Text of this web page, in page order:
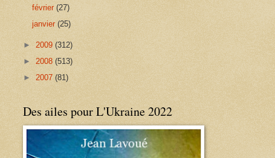
février(27)
janvier(25)
► 2009 (312)
► 2008 (513)
► 2007 (81)
Des ailes pour L'Ukraine 2022